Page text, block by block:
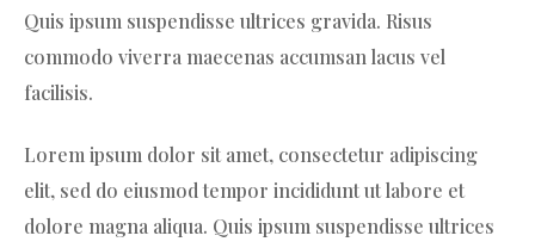
Quis ipsum suspendisse ultrices gravida. Risus
commodo viverra maecenas accumsan lacus vel
facilisis.
Lorem ipsum dolor sit amet, consectetur adipiscing
elit, sed do eiusmod tempor incididunt ut labore et
dolore magna aliqua. Quis ipsum suspendisse ultrices